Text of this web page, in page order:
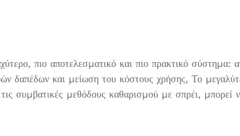
πιο αποτελεσµατικό και πιο πρακτικό σύστηµα:
δαπέδων και µείωση του κόστους χρήσης, Το
συµβατικές µεθόδους καθαρισµού µε σπρέι,